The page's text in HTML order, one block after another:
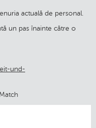
actuală de personal.
un pas înainte către o
und-